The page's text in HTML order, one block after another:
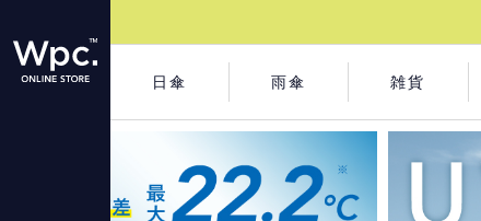
日傘 雨傘 雑貨